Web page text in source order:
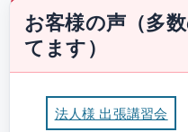
お客様の声（多
てます）
法人様 出張講習会